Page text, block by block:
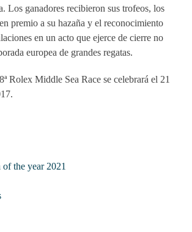
Los ganadores recibieron sus trofeos, los
premio a su hazaña y el reconocimiento
en un acto que ejerce de cierre no
europea de grandes regatas.
Rolex Middle Sea Race se celebrará el 21